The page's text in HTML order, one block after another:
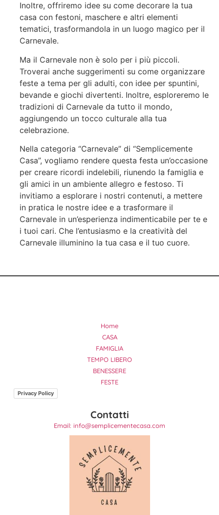
Inoltre, offriremo idee su come decorare la tua
casa con festoni, maschere e altri elementi
tematici, trasformandola in un luogo magico per il
Carnevale.
Ma il Carnevale non è solo per i più piccoli.
Troverai anche suggerimenti su come organizzare
feste a tema per gli adulti, con idee per spuntini,
bevande e giochi divertenti. Inoltre, esploreremo le
tradizioni di Carnevale da tutto il mondo,
aggiungendo un tocco culturale alla tua
celebrazione.
Nella categoria “Carnevale” di “Semplicemente
Casa”, vogliamo rendere questa festa un’occasione
per creare ricordi indelebili, riunendo la famiglia e
gli amici in un ambiente allegro e festoso. Ti
invitiamo a esplorare i nostri contenuti, a mettere
in pratica le nostre idee e a trasformare il
Carnevale in un’esperienza indimenticabile per te e
i tuoi cari. Che l’entusiasmo e la creatività del
Carnevale illuminino la tua casa e il tuo cuore.
Home
CASA
FAMIGLIA
TEMPO LIBERO
BENESSERE
FESTE
Privacy Policy
Contatti
Email: info@semplicementecasa.com